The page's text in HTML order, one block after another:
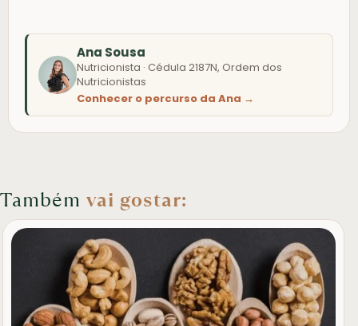
Ana Sousa
Nutricionista · Cédula 2187N, Ordem dos
Nutricionistas
Conhecer o percurso da Ana →
Também vai gostar: